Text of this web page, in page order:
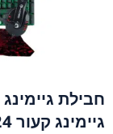
גיימינג קעור 24 אנש 165HZ